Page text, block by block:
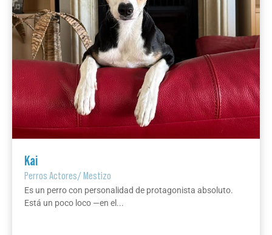
Kai
Perros Actores/Mestizo
Es un perro con personalidad de protagonista absoluto.
Está un poco loco —en el...